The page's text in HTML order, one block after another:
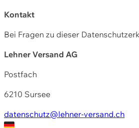
Kontakt
Bei Fragen zu dieser
Lehner Versand AG
Postfach
6210 Sursee
datenschutz@lehner-versand.ch